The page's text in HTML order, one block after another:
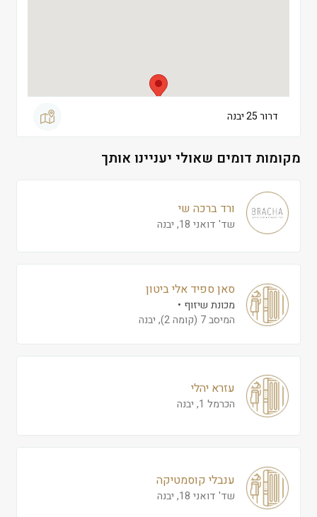
דרור 25 יבנה
מקומות דומים שאולי יעניינו אותך
ורד ברכה שי
שד' דואני 18, יבנה
סאן ספיד אלי ביטון
מכונת שיזוף
המיסב 7 (קומה 2), יבנה
עזרא יהלי
הכרמל 1, יבנה
ענבלי קוסמטיקה
שד' דואני 18, יבנה